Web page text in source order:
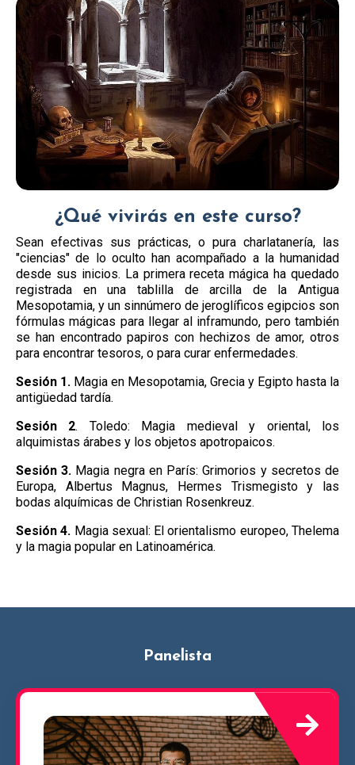
¿Qué vivirás en este curso?
Sean efectivas sus prácticas, o pura charlatanería, las
"ciencias" de lo oculto han acompañado a la humanidad
desde sus inicios. La primera receta mágica ha quedado
registrada en una tablilla de arcilla de la Antigua
Mesopotamia, y un sinnúmero de jeroglíficos egipcios son
fórmulas mágicas para llegar al inframundo, pero también
se han encontrado papiros con hechizos de amor, otros
para encontrar tesoros, o para curar enfermedades.
Sesión 1. Magia en Mesopotamia, Grecia y Egipto hasta la
antigüedad tardía.
Sesión 2. Toledo: Magia medieval y oriental, los
alquimistas árabes y los objetos apotropaicos.
Sesión 3. Magia negra en París: Grimorios y secretos de
Europa, Albertus Magnus, Hermes Trismegisto y las
bodas alquímicas de Christian Rosenkreuz.
Sesión 4. Magia sexual: El orientalismo europeo, Thelema
y la magia popular en Latinoamérica.
Panelista